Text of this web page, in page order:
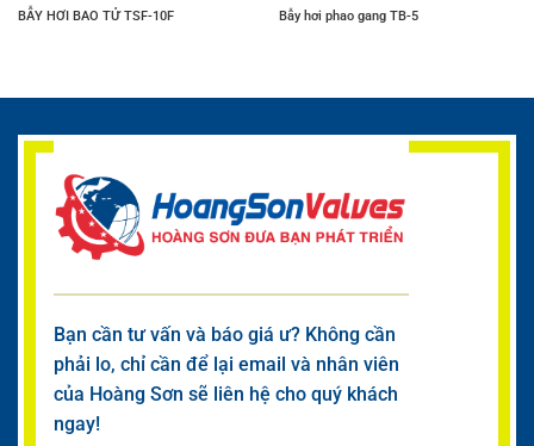
BẪY HƠI BAO TỬ TSF-10F Bẫy hơi phao gang TB-5
Bạn cần tư vấn và báo giá ư? Không cần
phải lo, chỉ cần để lại email và nhân viên
của Hoàng Sơn sẽ liên hệ cho quý khách
ngay!